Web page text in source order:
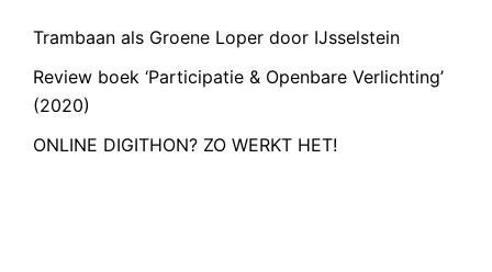
Trambaan als Groene Loper door IJsselstein
Review boek ‘Participatie & Openbare Verlichting’
(2020)
ONLINE DIGITHON? ZO WERKT HET!